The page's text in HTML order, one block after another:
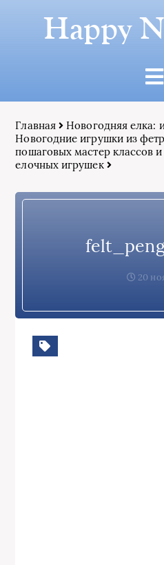
Happy
Главная
Новогодняя елка:
Новогодние игрушки из
пошаговых мастер классов
елочных игрушек
20